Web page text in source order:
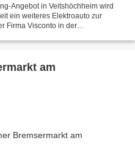
Angebot in Veitshöchheim wird
ein weiteres Elektroauto zur
Firma Visconto in der
am